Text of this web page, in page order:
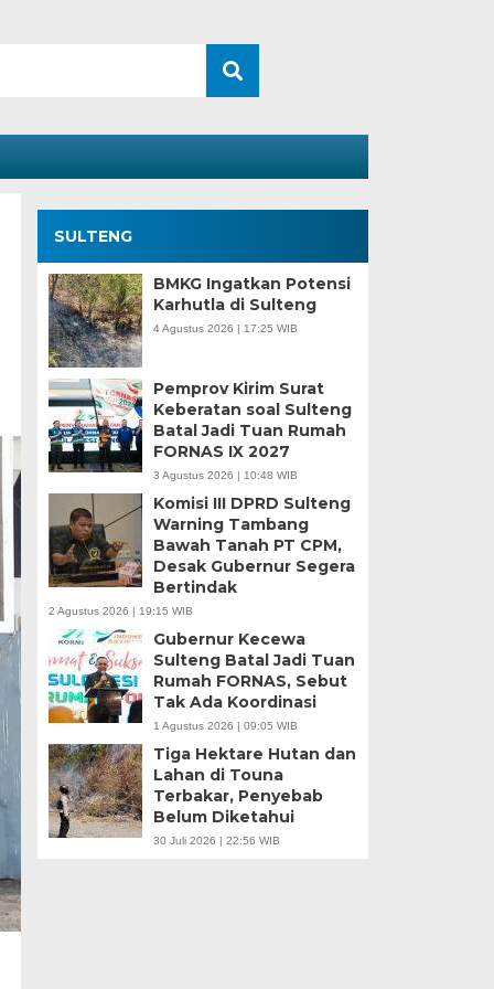
SULTENG
BMKG Ingatkan Potensi
Karhutla di Sulteng
4 Agustus 2026 | 17:25 WIB
Pemprov Kirim Surat
Keberatan soal Sulteng
Batal Jadi Tuan Rumah
FORNAS IX 2027
3 Agustus 2026 | 10:48 WIB
Komisi III DPRD Sulteng
Warning Tambang
Bawah Tanah PT CPM,
Desak Gubernur Segera
Bertindak
2 Agustus 2026 | 19:15 WIB
Gubernur Kecewa
Sulteng Batal Jadi Tuan
Rumah FORNAS, Sebut
Tak Ada Koordinasi
1 Agustus 2026 | 09:05 WIB
Tiga Hektare Hutan dan
Lahan di Touna
Terbakar, Penyebab
Belum Diketahui
30 Juli 2026 | 22:56 WIB